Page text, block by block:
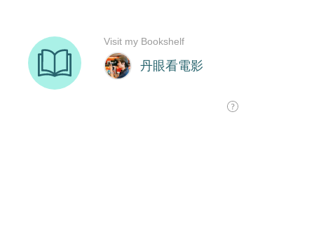
丹眼看電影
Visit my Bookshelf